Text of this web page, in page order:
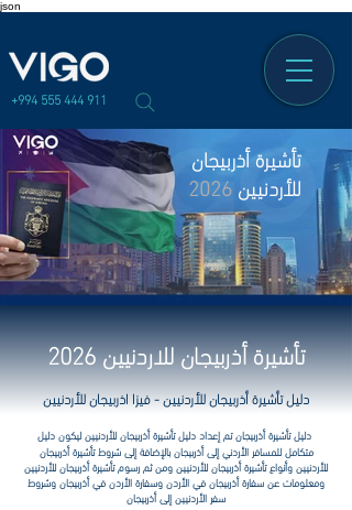
json
+994 555 444 911
تأشيرة أذربيجان
للأردنيين2026
تأشيرة أذربيجان للاردنيين 2026
دليل تأشيرة أذربيجان للأردنيين - فيزا اذربيجان للأردنيين
دليل تأشيرة أذربيجان تم إعداد دليل تأشيرة أذربيجان للأردنيين ليكون دليل
متكامل للمسافر الأردني إلى أذربيجان بالإضافة إلى شروط تأشيرة أذربيجان
للأردنيين وأنواع تأشيرة أذربيجان للأردنيين ومن ثم رسوم تأشيرة أذربيجان للأردنيين
ومعلومات عن سفارة أذربيجان في الأردن وسفارة الأردن في أذربيجان وشروط
سفر الأردنيين إلى أذربيجان